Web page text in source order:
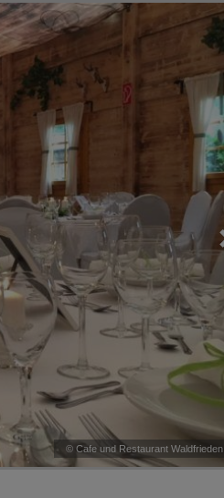
© Cafe und Restaurant Waldfrieden